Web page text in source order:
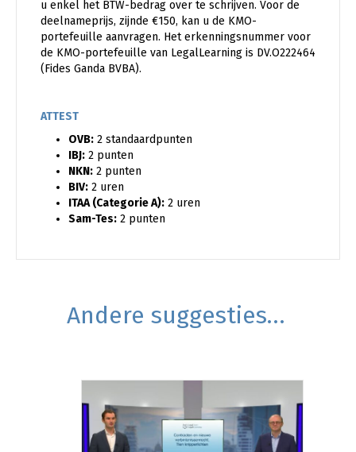
u enkel het BTW-bedrag over te schrijven. Voor de
deelnameprijs, zijnde €150, kan u de KMO-
portefeuille aanvragen. Het erkenningsnummer voor
de KMO-portefeuille van LegalLearning is DV.O222464
(Fides Ganda BVBA).
ATTEST
OVB: 2 standaardpunten
IBJ: 2 punten
NKN: 2 punten
BIV: 2 uren
ITAA (Categorie A): 2 uren
Sam-Tes: 2 punten
Andere suggesties…